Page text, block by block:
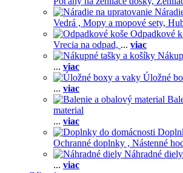
Vedrá , Mopy a mopové sety,
Odpadkové
Vrecia na odpad, ... viac
... viac
Úložné
... viac
material
... viac
Ochranné doplnky , Nástenné
Náhradné diely
... viac